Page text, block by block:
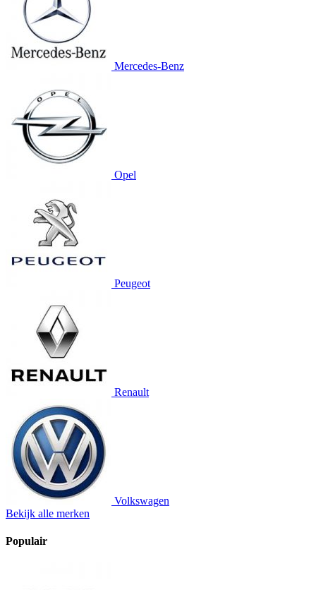
Mercedes-Benz
Opel
Peugeot
Renault
Volkswagen
Bekijk alle merken
Populair